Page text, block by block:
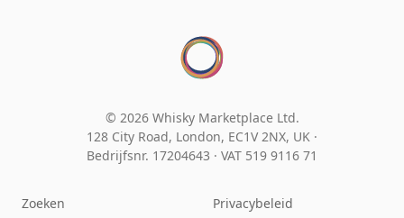
© 2026 Whisky Marketplace Ltd.
128 City Road, London, EC1V 2NX, UK ·
Bedrijfsnr. 17204643 · VAT 519 9116 71
Zoeken
Privacybeleid